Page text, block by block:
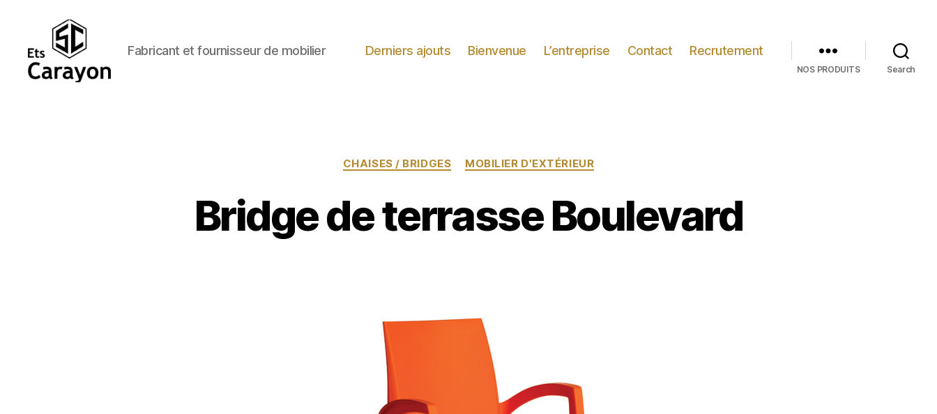
Fabricant et fournisseur de mobilier Derniers ajouts Bienvenue L’entreprise Contact Recrutement
NOS PRODUITS Search
Catégories
CHAISES / BRIDGES MOBILIER D'EXTÉRIEUR
Bridge de terrasse Boulevard